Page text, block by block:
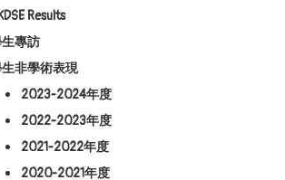
Results
專訪
非學術表現
2023-2024年度
2022-2023年度
2021-2022年度
2020-2021年度